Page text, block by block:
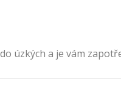
úzkých a je vám